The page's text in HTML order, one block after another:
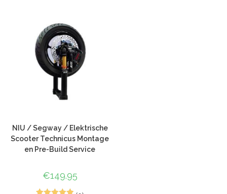
en
NIU / Segway / Elektrische
Scooter Technicus Montage
en Pre-Build Service
€149.95